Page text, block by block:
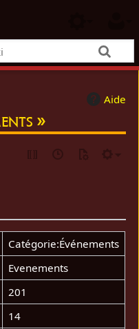
Aide
»
Catégorie:Événements
Evenements
201
14